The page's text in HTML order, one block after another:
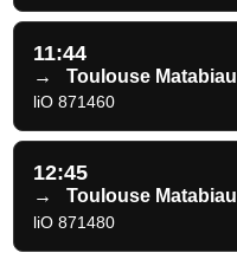
11:44
→ Toulouse Matabiau
liO 871460
12:45
→ Toulouse Matabiau
liO 871480